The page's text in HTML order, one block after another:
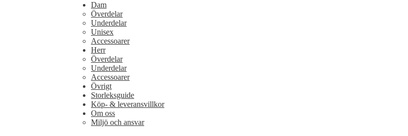
Dam
Överdelar
Underdelar
Unisex
Accessoarer
Herr
Överdelar
Underdelar
Accessoarer
Övrigt
Storleksguide
Köp- & leveransvillkor
Om oss
Miljö och ansvar